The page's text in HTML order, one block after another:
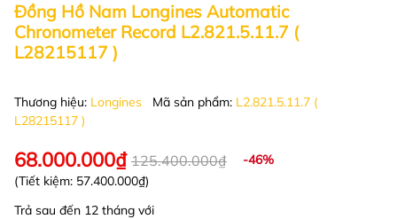
Đồng Hồ Nam Longines Automatic
Chronometer Record L2.821.5.11.7 (
L28215117 )
Thương hiệu: Longines Mã sản phẩm: L2.821.5.11.7 (
L28215117 )
68.000.000₫ 125.400.000₫
-46%
(Tiết kiệm: 57.400.000₫)
Trả sau đến 12 tháng với